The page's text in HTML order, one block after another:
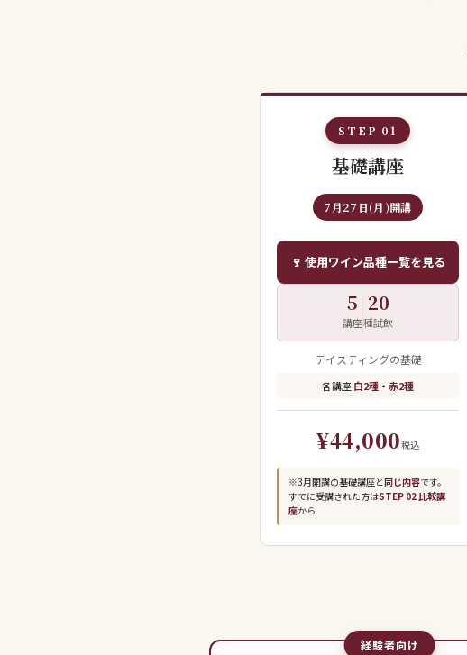
STEP 01
基礎講座
7月27日(月)開講
🍷 使用ワイン品種一覧を見る
5
講座
20
種試飲
テイスティングの基礎
各講座白2種・赤2種
¥44,000税込
※3月開講の基礎講座と同じ内容です。
すでに受講された方はSTEP 02 比較講
座から
経験者向け